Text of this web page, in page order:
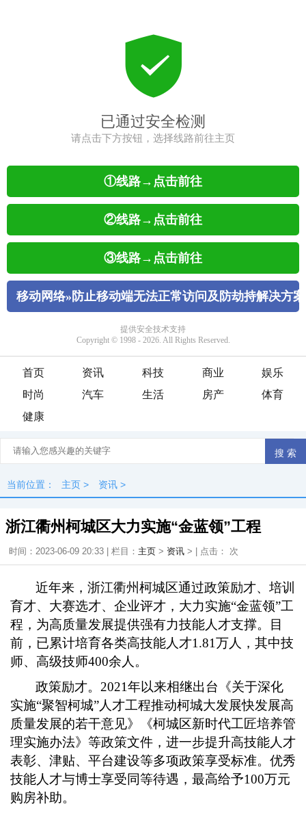
首页 资讯 科技 商业
娱乐
时尚
汽车 生活 房产
体育
健康
当前位置： 主页 > 资讯 >
浙江衢州柯城区大力实施“金蓝领”工程
时间：2023-06-09 20:33 | 栏目： 主页 > 资讯 > | 点击： 次
近年来，浙江衢州柯城区通过政策励才、培训
育才、大赛选才、企业评才，大力实施“金蓝领”工
程，为高质量发展提供强有力技能人才支撑。目
前，已累计培育各类高技能人才1.81万人，其中技
师、高级技师400余人。
政策励才。2021年以来相继出台《关于深化
实施“聚智柯城”人才工程推动柯城大发展快发展高
质量发展的若干意见》《柯城区新时代工匠培养管
理实施办法》等政策文件，进一步提升高技能人才
表彰、津贴、平台建设等多项政策享受标准。优秀
技能人才与博士享受同等待遇，最高给予100万元
购房补助。